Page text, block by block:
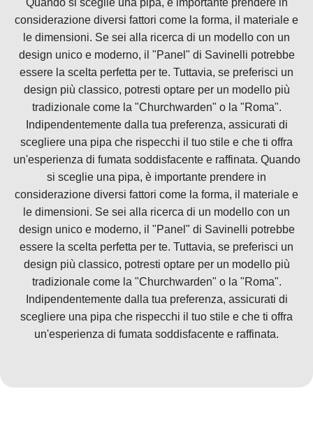
considerazione diversi fattori come la forma, il materiale e
le dimensioni. Se sei alla ricerca di un modello con un
design unico e moderno, il "Panel" di Savinelli potrebbe
essere la scelta perfetta per te. Tuttavia, se preferisci un
design più classico, potresti optare per un modello più
tradizionale come la "Churchwarden" o la "Roma".
Indipendentemente dalla tua preferenza, assicurati di
scegliere una pipa che rispecchi il tuo stile e che ti offra
un'esperienza di fumata soddisfacente e raffinata. Quando
si sceglie una pipa, è importante prendere in
considerazione diversi fattori come la forma, il materiale e
le dimensioni. Se sei alla ricerca di un modello con un
design unico e moderno, il "Panel" di Savinelli potrebbe
essere la scelta perfetta per te. Tuttavia, se preferisci un
design più classico, potresti optare per un modello più
tradizionale come la "Churchwarden" o la "Roma".
Indipendentemente dalla tua preferenza, assicurati di
scegliere una pipa che rispecchi il tuo stile e che ti offra
un'esperienza di fumata soddisfacente e raffinata.